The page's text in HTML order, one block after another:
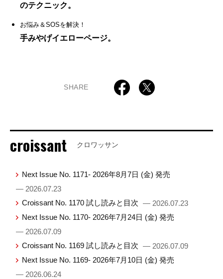
のテクニック。
お悩み＆SOSを解決！
手みやげイエローページ。
SHARE
croissant クロワッサン
Next Issue No. 1171- 2026年8月7日 (金) 発売
— 2026.07.23
Croissant No. 1170 試し読みと目次 — 2026.07.23
Next Issue No. 1170- 2026年7月24日 (金) 発売
— 2026.07.09
Croissant No. 1169 試し読みと目次 — 2026.07.09
Next Issue No. 1169- 2026年7月10日 (金) 発売
— 2026.06.24